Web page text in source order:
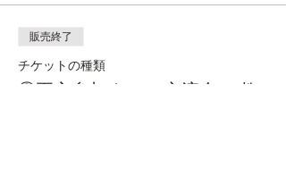
販売終了
チケットの種類
②両方参加｜DAO交流会 & 教